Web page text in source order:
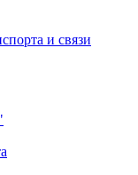
и связи